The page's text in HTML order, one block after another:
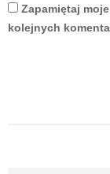
Zapamiętaj
kolejnych